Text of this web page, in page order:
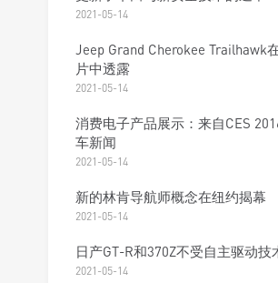
2021-05-14
Jeep Grand Cherokee Trailhawk
片中透露
2021-05-14
消费电子产品展示：来自CES
车新闻
2021-05-14
新的林肯导航师概念在纽约揭幕
2021-05-14
日产GT-R和370Z不受自主驱动技
2021-05-14